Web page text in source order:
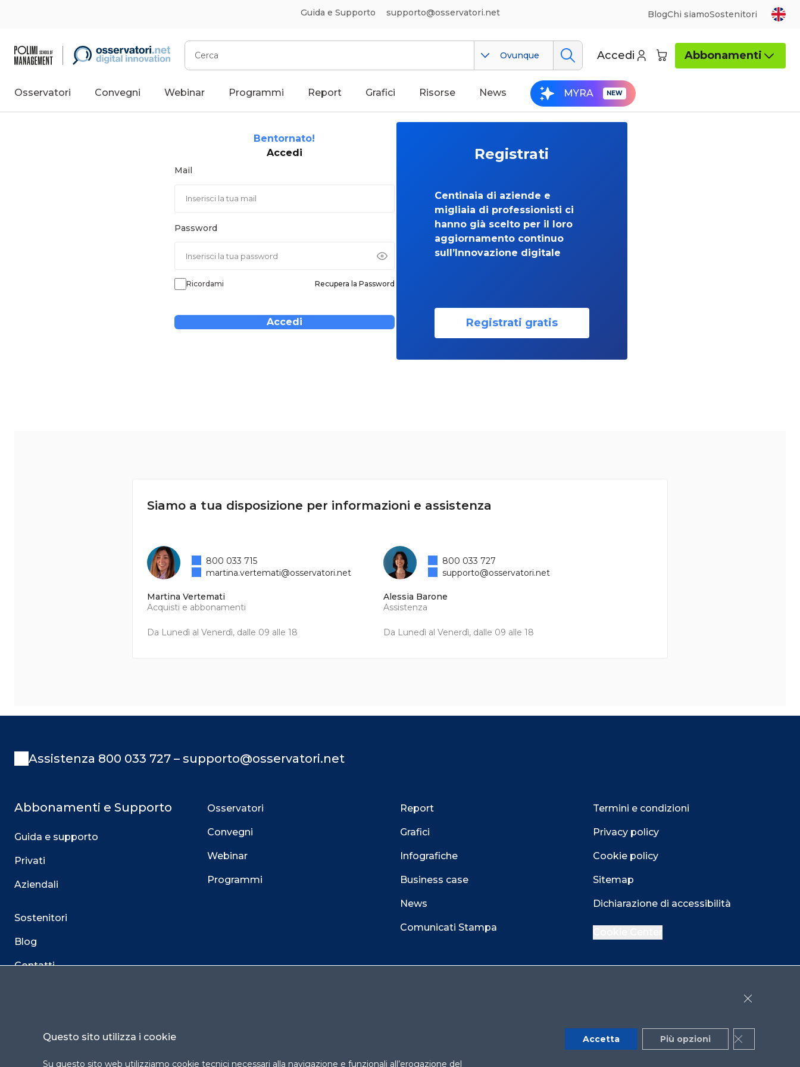
Guida e Supporto supporto@osservatori.net BlogChi siamoSostenitori
Cerca
Ovunque Accedi Abbonamenti
Osservatori Convegni Webinar Programmi Report Grafici Risorse News MYRA
Bentornato!
Accedi
Mail
Password
Ricordami Recupera la Password
Accedi
Registrati
Centinaia di aziende e
migliaia di professionisti ci
hanno già scelto per il loro
aggiornamento continuo
sull’Innovazione digitale
Registrati gratis
Siamo a tua disposizione per informazioni e assistenza
Martina Vertemati
Acquisti e abbonamenti
Da Lunedì al Venerdì, dalle 09 alle 18
800 033 715
martina.vertemati@osservatori.net
Alessia Barone
Assistenza
Da Lunedì al Venerdì, dalle 09 alle 18
800 033 727
supporto@osservatori.net
Assistenza 800 033 727 – supporto@osservatori.net
Abbonamenti e Supporto
Guida e supporto
Privati
Aziendali
Sostenitori
Blog
Contatti
Osservatori
Convegni
Webinar
Programmi
Report
Grafici
Infografiche
Business case
News
Comunicati Stampa
Termini e condizioni
Privacy policy
Cookie policy
Sitemap
Dichiarazione di accessibilità
YouTube X
Close
Questo sito utilizza i cookie
Su questo sito web utilizziamo cookie tecnici necessari alla navigazione e funzionali all’erogazione del
Accetta Più opzioni